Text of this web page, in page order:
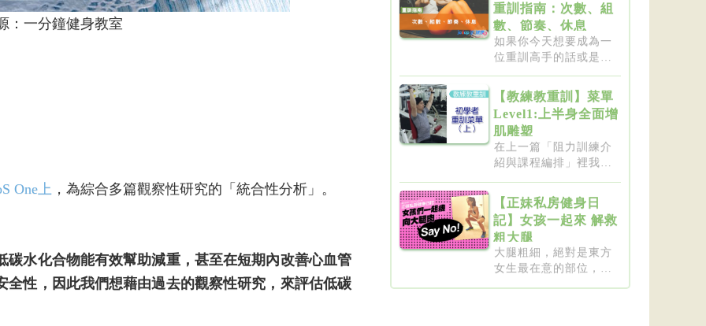
：一分鐘健身教室
One上 ，為綜合多篇觀察性研究的「統合性分析」。
碳水化合物能有效幫助減重，甚至在短期內改善心血管
性，因此我們想藉由過去的觀察性研究，來評估低碳
重訓指南：次數、組
數、節奏、休息
如果你今天想要成為一
位重訓高手的話或是想
【教練教重訓】菜單
Level1:上半身全面增
肌雕塑
在上一篇「阻力訓練介
紹與課程編排」裡我們
【正妹私房健身日
記】女孩一起來 解救
粗大腿
大腿粗細，絕對是東方
女生最在意的部位，彷